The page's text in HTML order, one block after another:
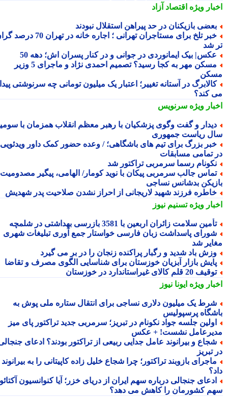
ویژهاقتصاد آزاد
بازیکنان در حد پیراهن استقلال نبودند
خبر تلخ برای مستاجران تهرانی ؛ اجاره خانه در تهران 70 درصد گران
شد
بیک ایمانوردی در جوانی و در کنار پسران اش؛ دهه 50
مسکن مهر به کجا رسید؟ تصمیم احمدی نژاد و ماجرای 5 وزیر
در آستانه تغییر؛ اعتبار یک میلیون تومانی چه سرنوشتی پیدا
کند؟
ویژهسرنویس
و گفت وگوی پزشکیان با رهبر معظم انقلاب همزمان با سومین
ریاست جمهوری
بزرگ برای تیم های باشگاهی؛ / وعده حضور کمک داور ویدئویی
تمامی مسابقات
رسما سرمربی تراکتور شد
جالب سرمربی پیکان با نوید کومار/ الهامی، پیگیر مصدومیت
بدشانس نساجی
فرزند شهید لاریجانی از احراز نشدن صلاحیت پدر شهدیش
ویژهتسنیم نیوز
سلامت زائران اربعین با 3581 بازرسی بهداشتی در شلمچه
پاسداشت زبان فارسی خواستار جمع آوری تبلیغات شهری
شد
باد شدید و رگبار پراکنده زنجان را در بر می گیرد
بازار آبزیان خوزستان برای شناسایی الگوی مصرف و تقاضا
20 قلم کالای غیراستاندارد در خوزستان
ویژهایونا نیوز
یک میلیون دلاری نساجی برای انتقال ستاره ملی پوش به
پرسپولیس
جلسه جواد نکونام در تبریز؛ سرمربی جدید تراکتور پای میز
نشست! + عکس
و بیرانوند عامل جدایی ربیعی از تراکتور بودند؟ ادعای جنجالی
تبریز
بازوبند تراکتور؛ چرا شجاع خلیل زاده کاپیتانی را به بیرانوند
جنجالی درباره سهم ایران از دریای خزر؛ آیا کنوانسیون آکتائو
کشورمان را کاهش می دهد؟